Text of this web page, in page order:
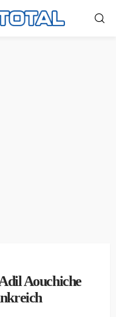
Aouchiche